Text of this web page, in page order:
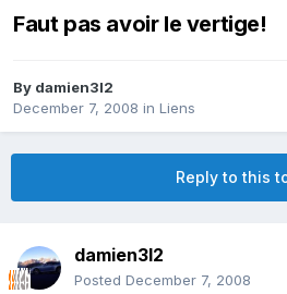
Faut pas avoir le vertige!
By damien3l2
December 7, 2008 in Liens
Reply to this
damien3l2
Posted December 7, 2008